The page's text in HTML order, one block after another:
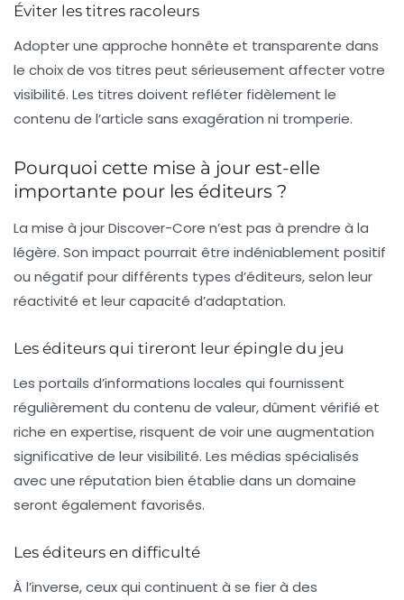
Éviter les titres racoleurs
Adopter une approche honnête et transparente dans
le choix de vos titres peut sérieusement affecter votre
visibilité. Les titres doivent refléter fidèlement le
contenu de l’article sans exagération ni tromperie.
Pourquoi cette mise à jour est-elle
importante pour les éditeurs ?
La mise à jour Discover-Core n’est pas à prendre à la
légère. Son impact pourrait être indéniablement positif
ou négatif pour différents types d’éditeurs, selon leur
réactivité et leur capacité d’adaptation.
Les éditeurs qui tireront leur épingle du jeu
Les portails d’informations locales qui fournissent
régulièrement du contenu de valeur, dûment vérifié et
riche en expertise, risquent de voir une augmentation
significative de leur visibilité. Les médias spécialisés
avec une réputation bien établie dans un domaine
seront également favorisés.
Les éditeurs en difficulté
À l’inverse, ceux qui continuent à se fier à des